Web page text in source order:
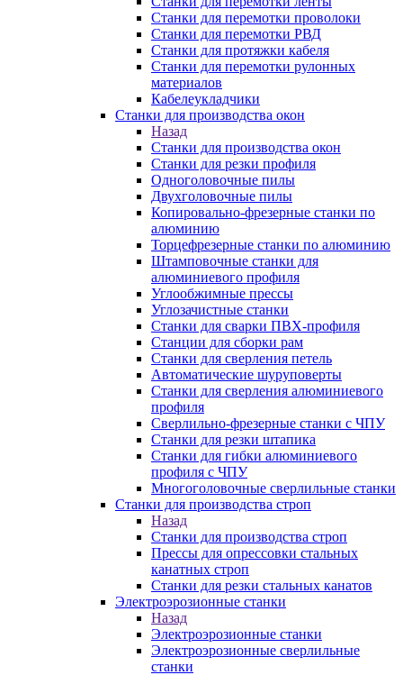
Станки для перемотки проволоки
Станки для перемотки РВД
Станки для протяжки кабеля
Станки для перемотки рулонных
материалов
Кабелеукладчики
Станки для производства окон
Назад
Станки для производства окон
Станки для резки профиля
Одноголовочные пилы
Двухголовочные пилы
Копировально-фрезерные станки по
алюминию
Торцефрезерные станки по алюминию
Штамповочные станки для
алюминиевого профиля
Углообжимные прессы
Углозачистные станки
Станки для сварки ПВХ-профиля
Станции для сборки рам
Станки для сверления петель
Автоматические шуруповерты
Станки для сверления алюминиевого
профиля
Сверлильно-фрезерные станки с ЧПУ
Станки для резки штапика
Станки для гибки алюминиевого
профиля с ЧПУ
Многоголовочные сверлильные станки
Станки для производства строп
Назад
Станки для производства строп
Прессы для опрессовки стальных
канатных строп
Станки для резки стальных канатов
Электроэрозионные станки
Назад
Электроэрозионные станки
Электроэрозионные сверлильные
станки